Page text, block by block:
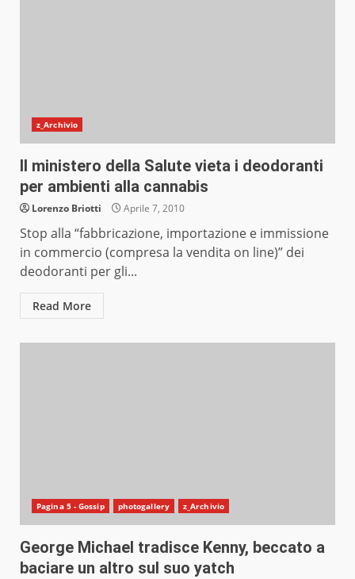
z_Archivio
Il ministero della Salute vieta i deodoranti
per ambienti alla cannabis
Lorenzo Briotti Aprile 7, 2010
Stop alla “fabbricazione, importazione e immissione
in commercio (compresa la vendita on line)” dei
deodoranti per gli...
Read More
Pagina 5 - Gossip photogallery z_Archivio
George Michael tradisce Kenny, beccato a
baciare un altro sul suo yatch